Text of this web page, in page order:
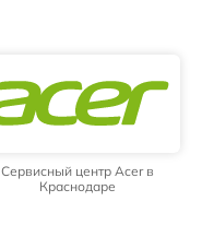
Сервисный центр Acer в
Краснодаре